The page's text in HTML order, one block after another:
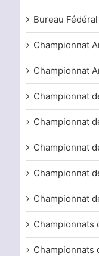
Bureau Fédéral
Championnat
Championnat
Championnat
Championnat
Championnat
Championnat
Championnat
Championnats
Championnats